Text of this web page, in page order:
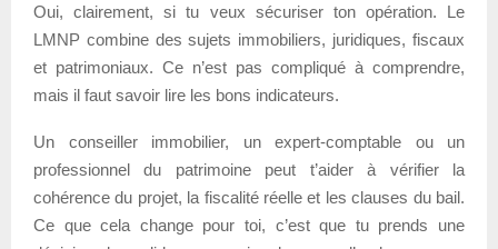
Oui, clairement, si tu veux sécuriser ton opération. Le
LMNP combine des sujets immobiliers, juridiques, fiscaux
et patrimoniaux. Ce n’est pas compliqué à comprendre,
mais il faut savoir lire les bons indicateurs.
Un conseiller immobilier, un expert-comptable ou un
professionnel du patrimoine peut t’aider à vérifier la
cohérence du projet, la fiscalité réelle et les clauses du bail.
Ce que cela change pour toi, c’est que tu prends une